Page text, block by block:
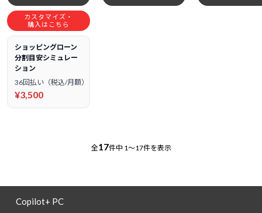
カスタマイズ・
購入はこちら
ショッピングローン
分割目安シミュレー
ション
36回払い（税込/月額）
¥3,500
全17件中 1～17件を表示
Copilot+ PC